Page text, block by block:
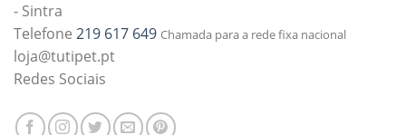
- Sintra
Telefone 219 617 649 Chamada para a rede fixa nacional
loja@tutipet.pt
Redes Sociais